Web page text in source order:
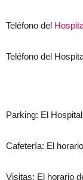
Teléfono del
Teléfono del
Parking: El
Cafetería: El
Visitas: El horario